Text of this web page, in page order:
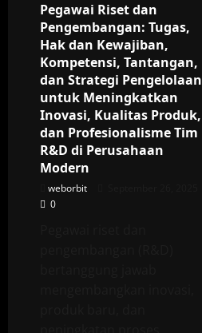
Pegawai Riset dan
Pengembangan: Tugas,
Hak dan Kewajiban,
Kompetensi, Tantangan,
dan Strategi Pengelolaan
untuk Meningkatkan
Inovasi, Kualitas Produk,
dan Profesionalisme Tim
R&D di Perusahaan
Modern
weborbit
0